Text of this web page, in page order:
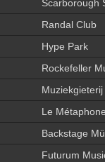
Scarborough
Randal Club
Hype Park
Rockefeller
Muziekgieterij
Le
Backstage
Futurum